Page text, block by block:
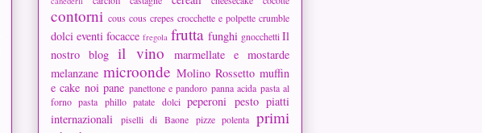
contorni cous cous crepes crocchette e polpette crumble
dolci eventi focacce fregola frutta funghi gnocchettiIl
nostro blog il vino
marmellate e mostarde
melanzane microonde Molino Rossetto muffin
e cake noi pane panettone e pandoro panna acida pasta al
forno pasta phillo patate dolci peperoni pesto piatti
internazionali
piselli di Baone pizze polenta primi